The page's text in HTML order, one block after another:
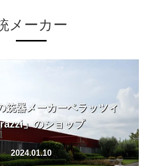
メーカー
銃器メーカーペラッツィ
」のショップ
2024.01.10